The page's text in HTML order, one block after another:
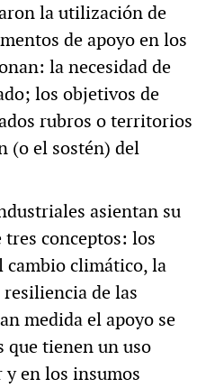
la utilización de
de apoyo en los
la necesidad de
los objetivos de
rubros o territorios
(o el sostén) del
asientan su
conceptos: los
cambio climático, la
de las
medida el apoyo se
que tienen un uso
en los insumos